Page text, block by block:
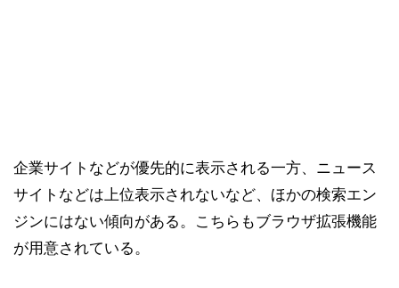
企業サイトなどが優先的に表示される一方、ニュース
サイトなどは上位表示されないなど、ほかの検索エン
ジンにはない傾向がある。こちらもブラウザ拡張機能
が用意されている。